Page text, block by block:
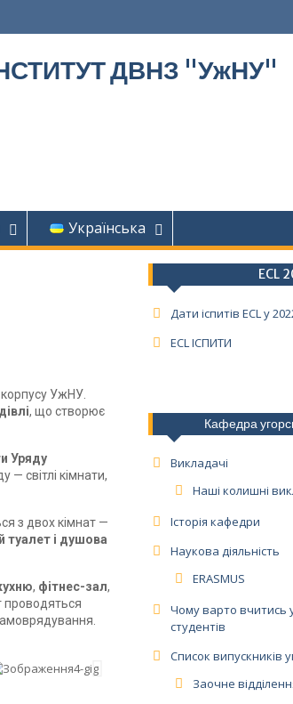
ДВНЗ "УжНУ"
Українська
УжНУ.
, що створює
Уряду
— світлі кімнати,
з двох кімнат —
туалет і душова
, фітнес-зал,
проводяться
ECL
Дати іспитів ECL у
ECL ІСПИТИ
Кафедра
Викладачі
Наші колишні
Історія кафедри
Наукова діяльність
ERASMUS
Чому варто вчитись
студентів
Список випускників
Заочне